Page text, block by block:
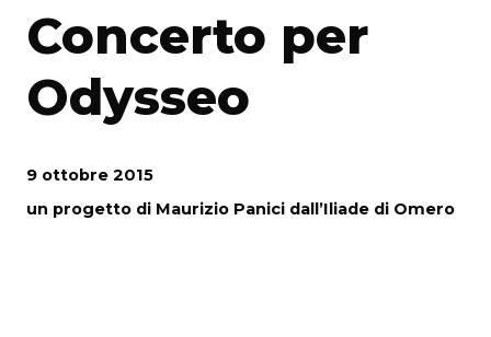
Concerto per
Odysseo
9 ottobre 2015
un progetto di Maurizio Panici dall’Iliade di Omero